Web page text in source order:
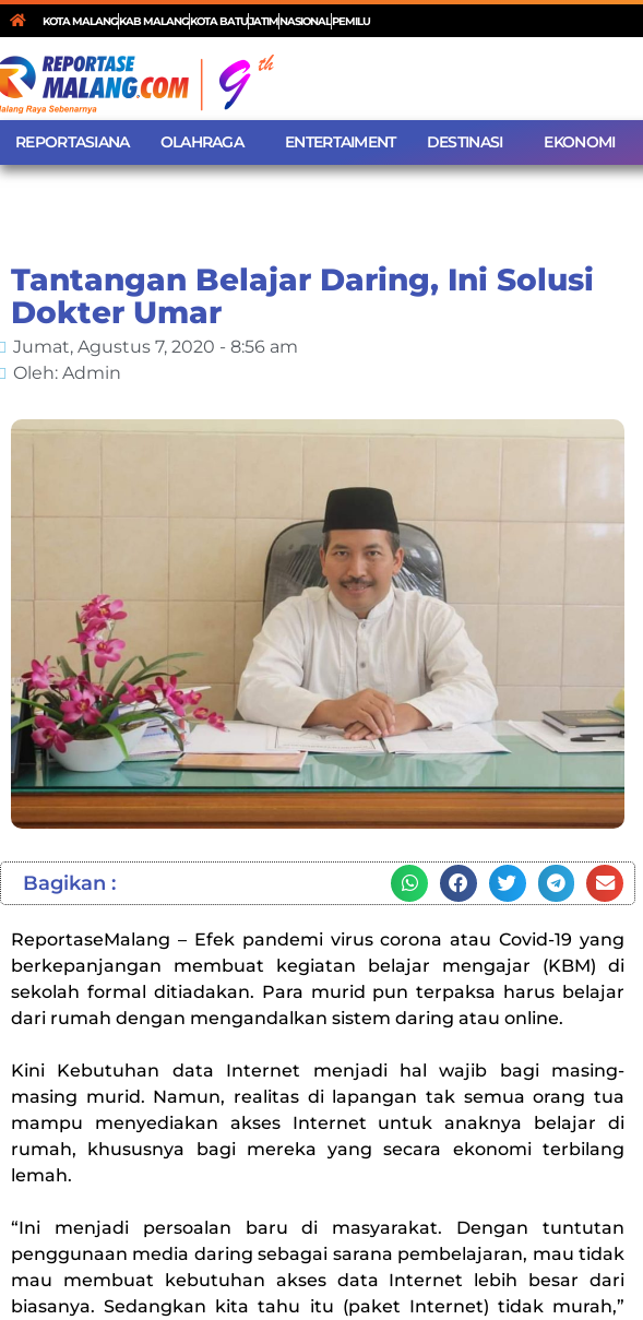
KOTA MALANGKAB MALANGKOTA BATUJATIMNASIONALPEMILU
REPORTASIANA OLAHRAGA ENTERTAIMENT DESTINASI EKONOMI
Tantangan Belajar Daring, Ini Solusi
Dokter Umar
Jumat, Agustus 7, 2020 - 8:56 am
Oleh: Admin
Bagikan :
ReportaseMalang – Efek pandemi virus corona atau Covid-19 yang
berkepanjangan membuat kegiatan belajar mengajar (KBM) di
sekolah formal ditiadakan. Para murid pun terpaksa harus belajar
dari rumah dengan mengandalkan sistem daring atau online.
Kini Kebutuhan data Internet menjadi hal wajib bagi masing-
masing murid. Namun, realitas di lapangan tak semua orang tua
mampu menyediakan akses Internet untuk anaknya belajar di
rumah, khususnya bagi mereka yang secara ekonomi terbilang
lemah.
“Ini menjadi persoalan baru di masyarakat. Dengan tuntutan
penggunaan media daring sebagai sarana pembelajaran, mau tidak
mau membuat kebutuhan akses data Internet lebih besar dari
biasanya. Sedangkan kita tahu itu (paket Internet) tidak murah,”